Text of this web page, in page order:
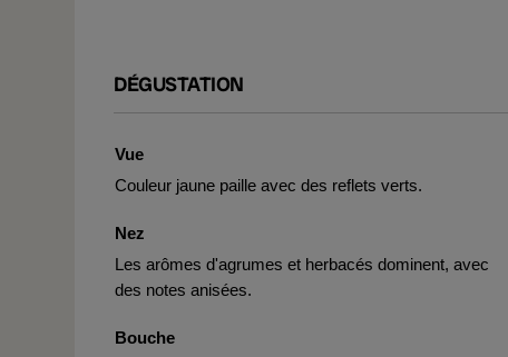
DÉGUSTATION
Vue
Couleur jaune paille avec des reflets verts.
Nez
Les arômes d'agrumes et herbacés dominent, avec
des notes anisées.
Bouche